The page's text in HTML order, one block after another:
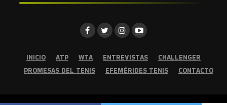
INICIO ATP WTA ENTREVISTAS
CHALLENGER
PROMESAS DEL TENIS
EFEMÉRIDES TENIS CONTACTO